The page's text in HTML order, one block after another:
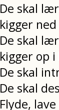
De skal
kigger
De skal
kigger op
De skal
De skal
Flyde,